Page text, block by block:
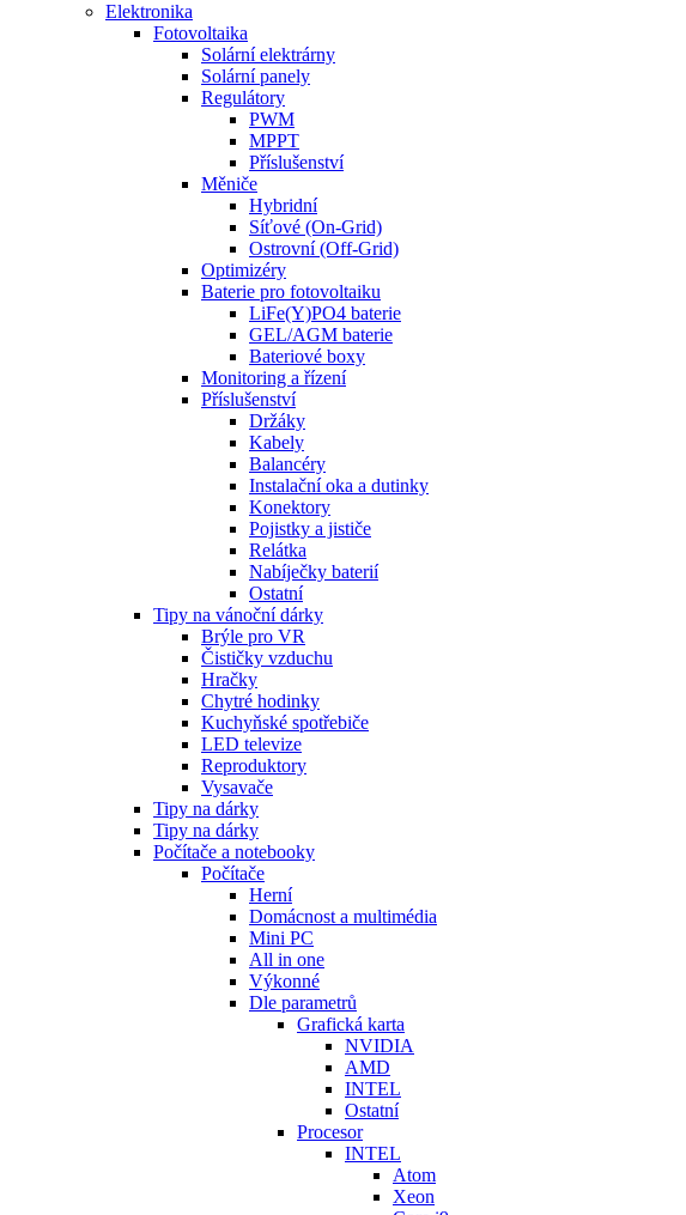
Elektronika
Fotovoltaika
Solární elektrárny
Solární panely
Regulátory
PWM
MPPT
Příslušenství
Měniče
Hybridní
Síťové (On-Grid)
Ostrovní (Off-Grid)
Optimizéry
Baterie pro fotovoltaiku
LiFe(Y)PO4 baterie
GEL/AGM baterie
Bateriové boxy
Monitoring a řízení
Příslušenství
Držáky
Kabely
Balancéry
Instalační oka a dutinky
Konektory
Pojistky a jističe
Relátka
Nabíječky baterií
Ostatní
Tipy na vánoční dárky
Brýle pro VR
Čističky vzduchu
Hračky
Chytré hodinky
Kuchyňské spotřebiče
LED televize
Reproduktory
Vysavače
Tipy na dárky
Tipy na dárky
Počítače a notebooky
Počítače
Herní
Domácnost a multimédia
Mini PC
All in one
Výkonné
Dle parametrů
Grafická karta
NVIDIA
AMD
INTEL
Ostatní
Procesor
INTEL
Atom
Xeon